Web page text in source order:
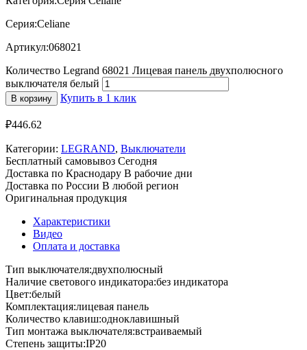
Серия:Celiane
Артикул:068021
Количество Legrand 68021 Лицевая панель двухполюсного
выключателя белый
В корзину Купить в 1 клик
₽446.62
Категории: LEGRAND, Выключатели
Бесплатный самовывоз Сегодня
Доставка по Краснодару В рабочие дни
Доставка по России В любой регион
Оригинальная продукция
Характеристики
Видео
Оплата и доставка
Тип выключателя:двухполюсный
Наличие светового индикатора:без индикатора
Цвет:белый
Комплектация:лицевая панель
Количество клавиш:одноклавишный
Тип монтажа выключателя:встраиваемый
Cтепень защиты:IP20